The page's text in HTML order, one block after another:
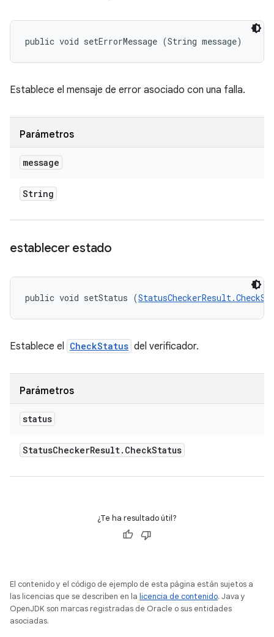
public void setErrorMessage (String message)
Establece el mensaje de error asociado con una falla.
Parámetros
message
String
establecer estado
public void setStatus (
Establece el CheckStatus del verificador.
Parámetros
status
StatusCheckerResult. CheckStatus
¿Te ha resultado útil?
El contenido y el código de ejemplo de esta página están sujetos a
las licencias que se describen en la licencia de contenido. Java y
OpenJDK son marcas registradas de Oracle o sus entidades
asociadas.